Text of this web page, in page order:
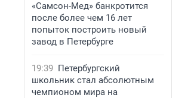
«Самсон-Мед» банкротится
после более чем 16 лет
попыток построить новый
завод в Петербурге
19:39 Петербургский
школьник стал абсолютным
чемпионом мира на